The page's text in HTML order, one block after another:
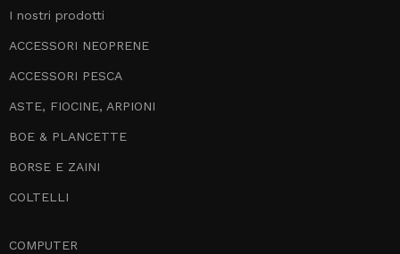
I nostri prodotti
ACCESSORI NEOPRENE
ACCESSORI PESCA
ASTE, FIOCINE, ARPIONI
BOE & PLANCETTE
BORSE E ZAINI
COLTELLI
COMPUTER